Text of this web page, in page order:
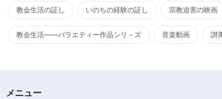
教会生活の証し いのちの経験の証し 宗教迫害の映画
教会生活――バラエティー作品シリ－ズ 音楽動画 讃
メニュー